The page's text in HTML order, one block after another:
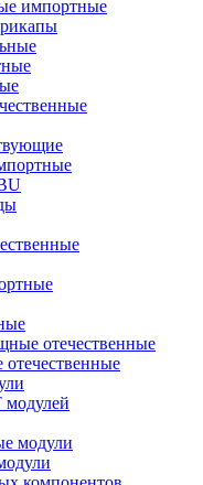
импортные
отечественные
модули